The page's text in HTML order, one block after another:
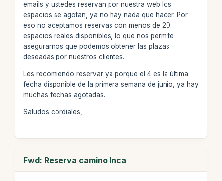
emails y ustedes reservan por nuestra web los
espacios se agotan, ya no hay nada que hacer. Por
eso no aceptamos reservas con menos de 20
espacios reales disponibles, lo que nos permite
asegurarnos que podemos obtener las plazas
deseadas por nuestros clientes.
Les recomiendo reservar ya porque el 4 es la última
fecha disponible de la primera semana de junio, ya hay
muchas fechas agotadas.
Saludos cordiales,
Fwd: Reserva camino Inca